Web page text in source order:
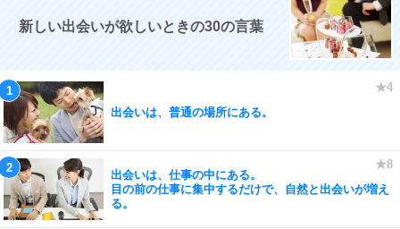
新しい出会いが欲しいときの30の言葉
出会いは、普通の場所にある。
出会いは、仕事の中にある。
目の前の仕事に集中するだけで、自然と出会いが増え
る。